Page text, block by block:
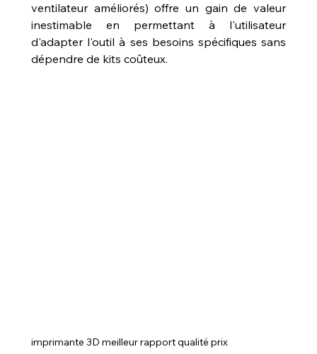
ventilateur améliorés) offre un gain de valeur
inestimable en permettant à l'utilisateur
d'adapter l'outil à ses besoins spécifiques sans
dépendre de kits coûteux.
imprimante 3D meilleur rapport qualité prix